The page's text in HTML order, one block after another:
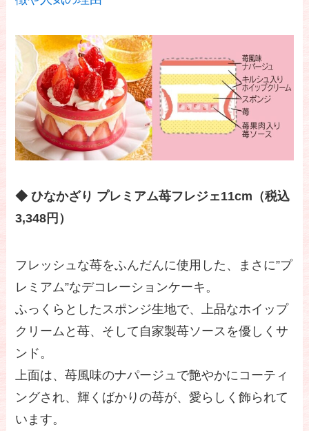
◆ ひなかざり プレミアム苺フレジェ11cm（税込
3,348円）
フレッシュな苺をふんだんに使用した、まさに”プ
レミアム”なデコレーションケーキ。
ふっくらとしたスポンジ生地で、上品なホイップ
クリームと苺、そして自家製苺ソースを優しくサ
ンド。
上面は、苺風味のナパージュで艶やかにコーティ
ングされ、輝くばかりの苺が、愛らしく飾られて
います。